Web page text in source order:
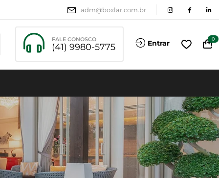
adm@boxlar.com.br
FALE CONOSCO
(41) 9980-5775 Entrar 0